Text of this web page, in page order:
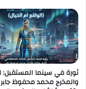
ثورة في سينما المستقبل:
والمخرج محمد محفوظ جابر